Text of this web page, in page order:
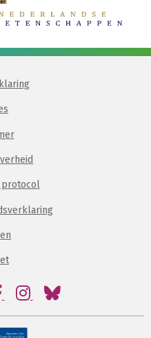
protocol
Bezoek
instagram
Bezoek